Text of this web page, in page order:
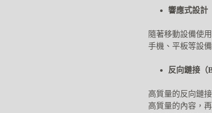
響應式設計
隨著移動設備使
手機、平板等設
反向鏈接（
高質量的反向鏈
高質量的內容，